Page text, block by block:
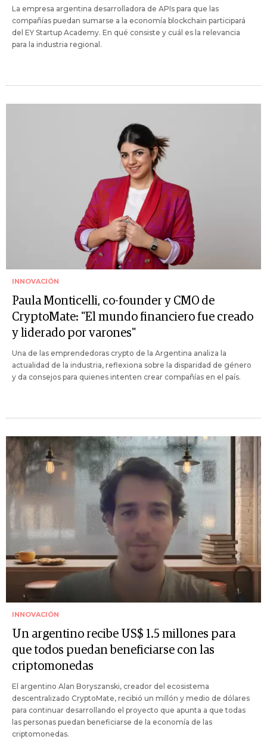
La empresa argentina desarrolladora de APIs para que las
compañías puedan sumarse a la economía blockchain participará
del EY Startup Academy. En qué consiste y cuál es la relevancia
para la industria regional.
INNOVACIÓN
Paula Monticelli, co-founder y CMO de
CryptoMate: "El mundo financiero fue creado
y liderado por varones"
Una de las emprendedoras crypto de la Argentina analiza la
actualidad de la industria, reflexiona sobre la disparidad de género
y da consejos para quienes intenten crear compañías en el país.
INNOVACIÓN
Un argentino recibe US$ 1.5 millones para
que todos puedan beneficiarse con las
criptomonedas
El argentino Alan Boryszanski, creador del ecosistema
descentralizado CryptoMate, recibió un millón y medio de dólares
para continuar desarrollando el proyecto que apunta a que todas
las personas puedan beneficiarse de la economía de las
criptomonedas.